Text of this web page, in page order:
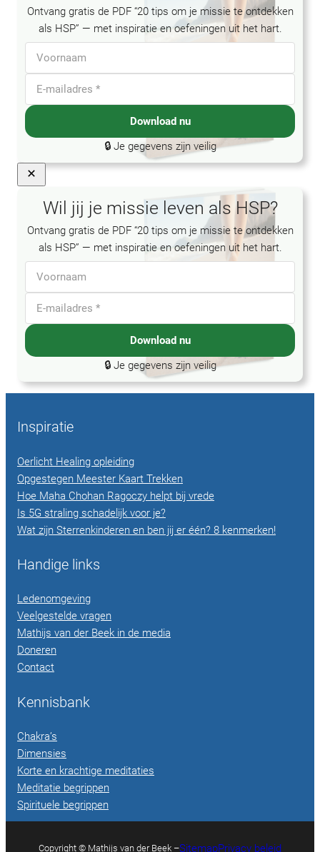
Ontvang gratis de PDF “20 tips om je missie te ontdekken
als HSP” — met inspiratie en oefeningen uit het hart.
Download nu
🔒 Je gegevens zijn veilig
Close
Wil jij je missie leven als HSP?
Ontvang gratis de PDF “20 tips om je missie te ontdekken
als HSP” — met inspiratie en oefeningen uit het hart.
Download nu
🔒 Je gegevens zijn veilig
Inspiratie
Oerlicht Healing opleiding
Opgestegen Meester Kaart Trekken
Hoe Maha Chohan Ragoczy helpt bij vrede
Is 5G straling schadelijk voor je?
Wat zijn Sterrenkinderen en ben jij er één? 8 kenmerken!
Handige links
Ledenomgeving
Veelgestelde vragen
Mathijs van der Beek in de media
Doneren
Contact
Kennisbank
Chakra’s
Dimensies
Korte en krachtige meditaties
Meditatie begrippen
Spirituele begrippen
Copyright © Mathijs van der Beek –SitemapPrivacy beleid